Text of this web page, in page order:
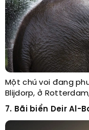
Một chú voi đang
Blijdorp, ở
7. Bãi biển Deir Al-